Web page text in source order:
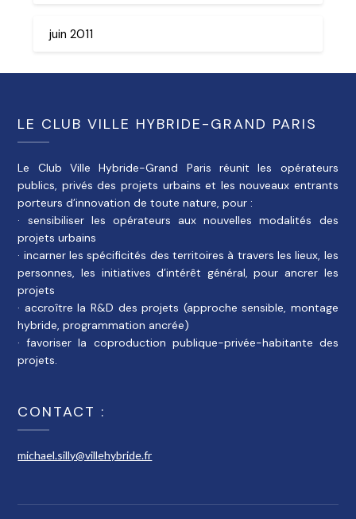
juin 2011
LE CLUB VILLE HYBRIDE-GRAND PARIS
Le Club Ville Hybride-Grand Paris réunit les opérateurs
publics, privés des projets urbains et les nouveaux entrants
porteurs d’innovation de toute nature, pour :
· sensibiliser les opérateurs aux nouvelles modalités des
projets urbains
· incarner les spécificités des territoires à travers les lieux, les
personnes, les initiatives d’intérêt général, pour ancrer les
projets
· accroître la R&D des projets (approche sensible, montage
hybride, programmation ancrée)
· favoriser la coproduction publique-privée-habitante des
projets.
CONTACT :
michael.silly@villehybride.fr